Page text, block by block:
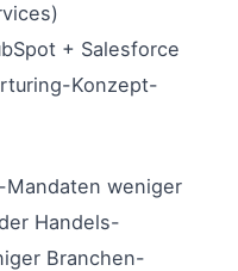
+ Salesforce
Konzept-
Mandaten weniger
Handels-
Branchen-